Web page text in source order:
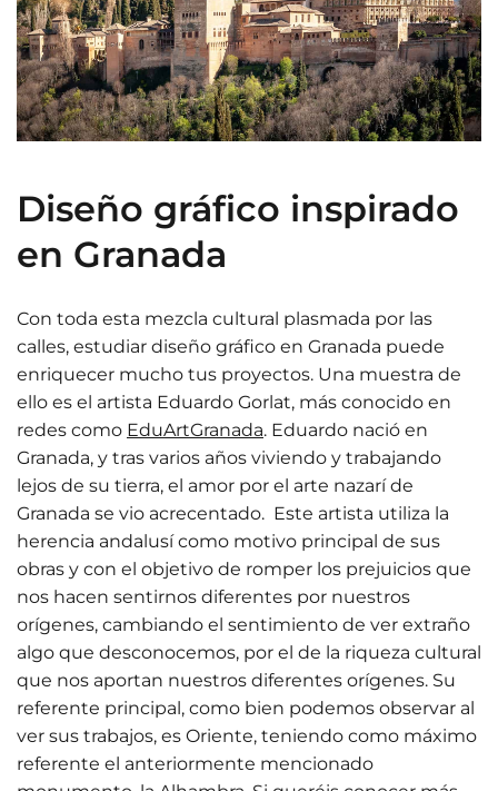
Diseño gráfico inspirado
en Granada
Con toda esta mezcla cultural plasmada por las
calles, estudiar diseño gráfico en Granada puede
enriquecer mucho tus proyectos. Una muestra de
ello es el artista Eduardo Gorlat, más conocido en
redes como EduArtGranada. Eduardo nació en
Granada, y tras varios años viviendo y trabajando
lejos de su tierra, el amor por el arte nazarí de
Granada se vio acrecentado. Este artista utiliza la
herencia andalusí como motivo principal de sus
obras y con el objetivo de romper los prejuicios que
nos hacen sentirnos diferentes por nuestros
orígenes, cambiando el sentimiento de ver extraño
algo que desconocemos, por el de la riqueza cultural
que nos aportan nuestros diferentes orígenes. Su
referente principal, como bien podemos observar al
ver sus trabajos, es Oriente, teniendo como máximo
referente el anteriormente mencionado